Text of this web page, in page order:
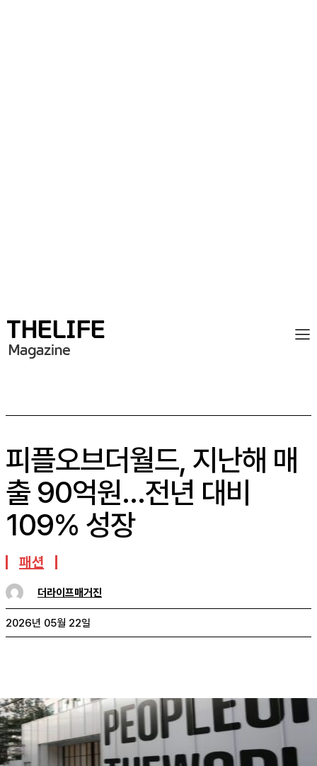
피플오브더월드, 지난해 매
출 90억원…전년 대비
109% 성장
패션
더라이프매거진
2026년 05월 22일